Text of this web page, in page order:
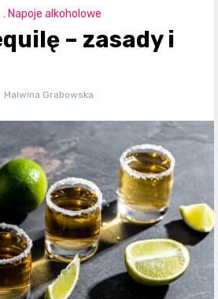
, Napoje alkoholowe
– zasady i
Malwina Grabowska